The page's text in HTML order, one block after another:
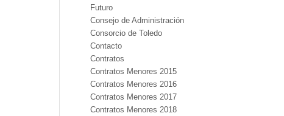
Futuro
Consejo de Administración
Consorcio de Toledo
Contacto
Contratos
Contratos Menores 2015
Contratos Menores 2016
Contratos Menores 2017
Contratos Menores 2018